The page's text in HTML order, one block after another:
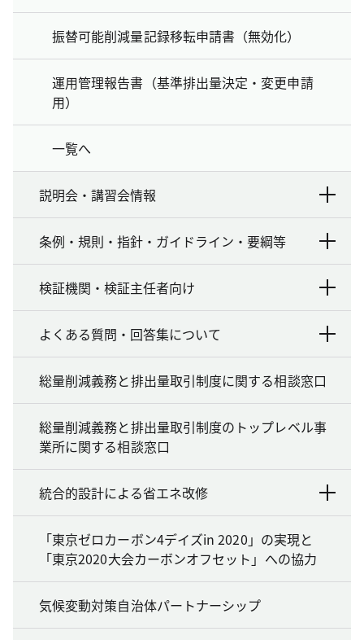
振替可能削減量記録移転申請書（無効化）
運用管理報告書（基準排出量決定・変更申請
用）
一覧へ
説明会・講習会情報
条例・規則・指針・ガイドライン・要綱等
検証機関・検証主任者向け
よくある質問・回答集について
総量削減義務と排出量取引制度に関する相談窓口
総量削減義務と排出量取引制度のトップレベル事
業所に関する相談窓口
統合的設計による省エネ改修
「東京ゼロカーボン4デイズin 2020」の実現と
「東京2020大会カーボンオフセット」への協力
気候変動対策自治体パートナーシップ